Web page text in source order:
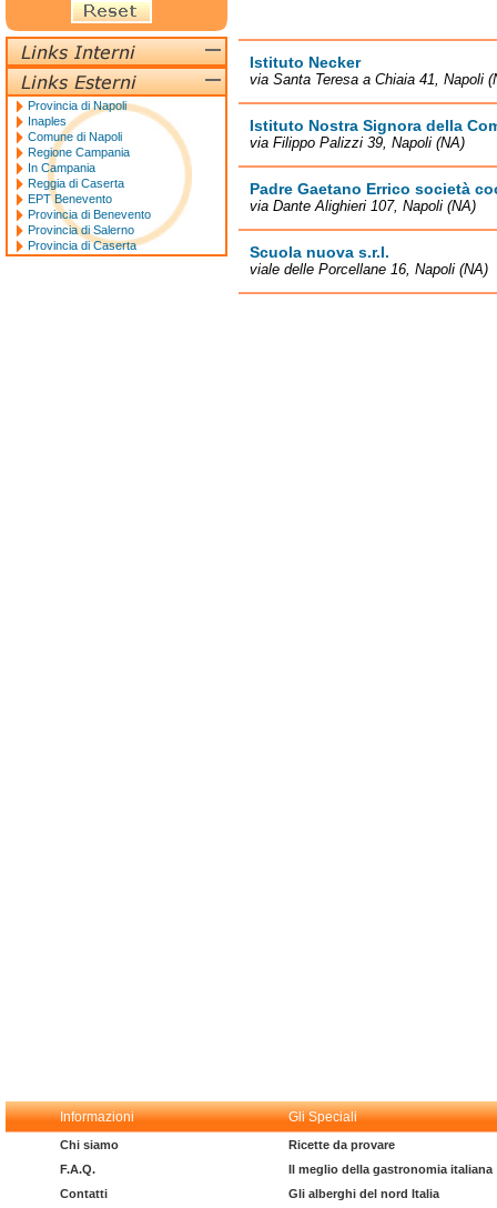
Istituto Necker
via Santa Teresa a Chiaia 41, Napoli
Istituto Nostra Signora della
via Filippo Palizzi 39, Napoli (NA)
Padre Gaetano Errico società
via Dante Alighieri 107, Napoli (NA)
Scuola nuova s.r.l.
viale delle Porcellane 16, Napoli (NA)
Provincia di Napoli
Inaples
Comune di Napoli
Regione Campania
In Campania
Reggia di Caserta
EPT Benevento
Provincia di Benevento
Provincia di Salerno
Provincia di Caserta
Informazioni Gli Speciali
Chi siamo
F.A.Q.
Contatti
Ricette da provare
Il meglio della gastronomia italiana
Gli alberghi del nord Italia